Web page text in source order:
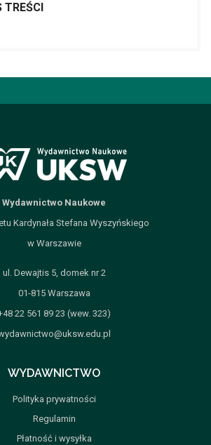
Wydawnictwo Naukowe
Kardynała Stefana Wyszyńskiego
w Warszawie
ul. Dewajtis 5, domek nr 2
01-815 Warszawa
22 561 89 23 (wew. 323)
WYDAWNICTWO
Polityka prywatności
Regulamin
Płatność i wysyłka